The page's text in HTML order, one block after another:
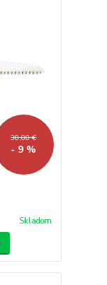
30,80 €
- 9 %
Skladom